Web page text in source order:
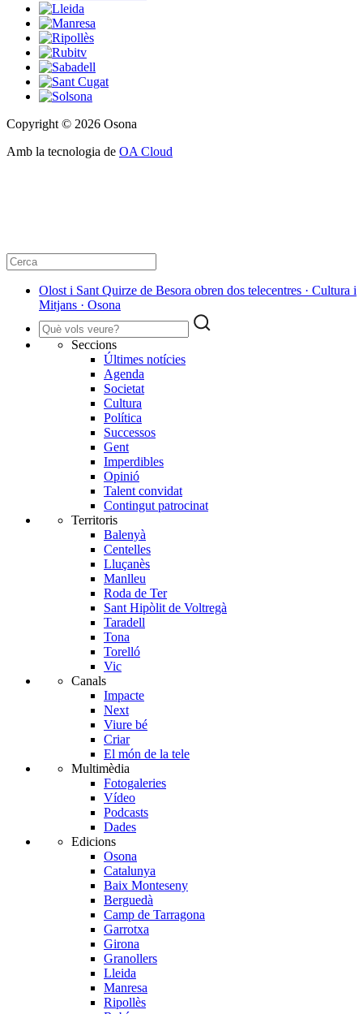
Copyright © 2026 Osona
Amb la tecnologia de OA Cloud
Olost i Sant Quirze de Besora obren dos telecentres · Cultura i
Mitjans · Osona
Seccions
Últimes notícies
Agenda
Societat
Cultura
Política
Successos
Gent
Imperdibles
Opinió
Talent convidat
Contingut patrocinat
Territoris
Balenyà
Centelles
Lluçanès
Manlleu
Roda de Ter
Sant Hipòlit de Voltregà
Taradell
Tona
Torelló
Vic
Canals
Impacte
Next
Viure bé
Criar
El món de la tele
Multimèdia
Fotogaleries
Vídeo
Podcasts
Dades
Edicions
Osona
Catalunya
Baix Monteseny
Berguedà
Camp de Tarragona
Garrotxa
Girona
Granollers
Lleida
Manresa
Ripollès